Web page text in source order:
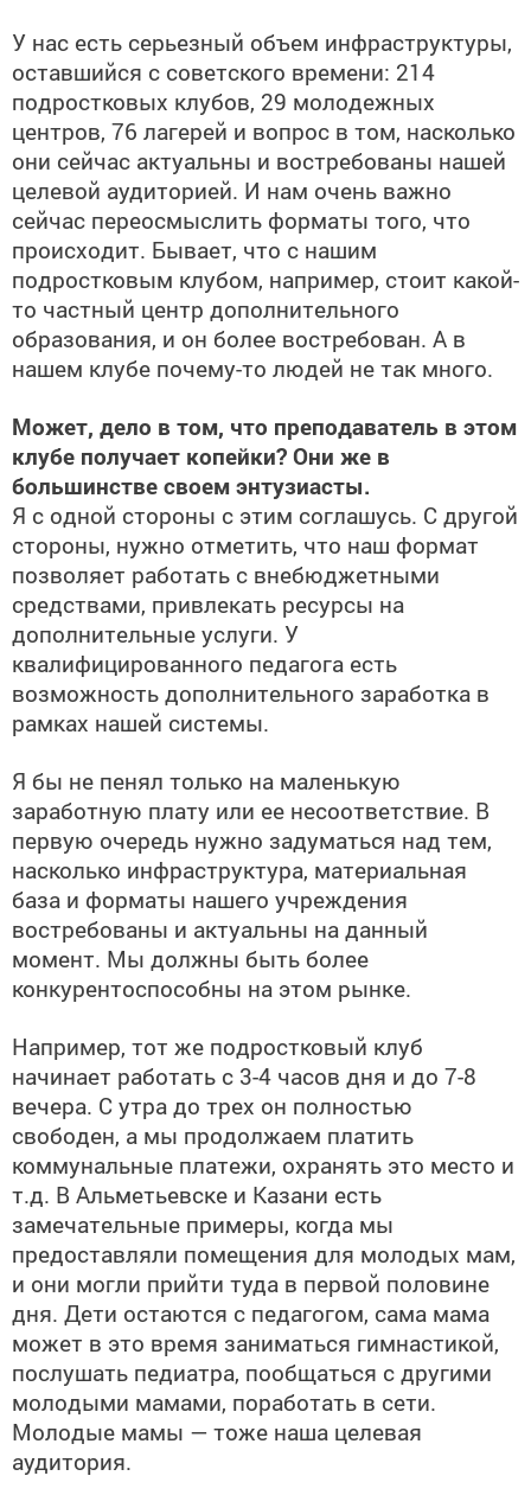
У нас есть серьезный объем инфраструктуры,
оставшийся с советского времени: 214
подростковых клубов, 29 молодежных
центров, 76 лагерей и вопрос в том, насколько
они сейчас актуальны и востребованы нашей
целевой аудиторией. И нам очень важно
сейчас переосмыслить форматы того, что
происходит. Бывает, что с нашим
подростковым клубом, например, стоит какой-
то частный центр дополнительного
образования, и он более востребован. А в
нашем клубе почему-то людей не так много.
Может, дело в том, что преподаватель в этом
клубе получает копейки? Они же в
большинстве своем энтузиасты.
Я с одной стороны с этим соглашусь. С другой
стороны, нужно отметить, что наш формат
позволяет работать с внебюджетными
средствами, привлекать ресурсы на
дополнительные услуги. У
квалифицированного педагога есть
возможность дополнительного заработка в
рамках нашей системы.
Я бы не пенял только на маленькую
заработную плату или ее несоответствие. В
первую очередь нужно задуматься над тем,
насколько инфраструктура, материальная
база и форматы нашего учреждения
востребованы и актуальны на данный
момент. Мы должны быть более
конкурентоспособны на этом рынке.
Например, тот же подростковый клуб
начинает работать с 3-4 часов дня и до 7-8
вечера. С утра до трех он полностью
свободен, а мы продолжаем платить
коммунальные платежи, охранять это место и
т.д. В Альметьевске и Казани есть
замечательные примеры, когда мы
предоставляли помещения для молодых мам,
и они могли прийти туда в первой половине
дня. Дети остаются с педагогом, сама мама
может в это время заниматься гимнастикой,
послушать педиатра, пообщаться с другими
молодыми мамами, поработать в сети.
Молодые мамы — тоже наша целевая
аудитория.